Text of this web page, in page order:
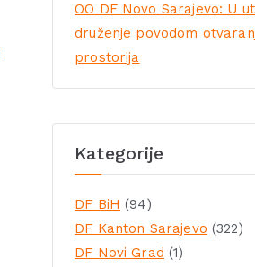
OO DF Novo Sarajevo: U
druženje povodom
prostorija
Kategorije
DF BiH (94)
DF Kanton Sarajevo (322)
DF Novi Grad (1)